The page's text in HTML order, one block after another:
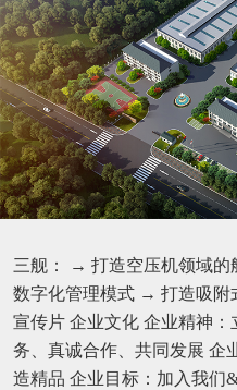
三舰： → 打造空压机领域
数字化管理模式 → 打造吸附
宣传片 企业文化 企业精神
务、真诚合作、共同发展 企
造精品 企业目标：加入我们